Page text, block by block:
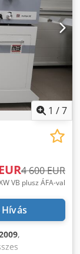
1 /7
4 600 EUR
VB plusz ÁFA-val
Hívás
,